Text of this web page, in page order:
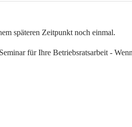
späteren Zeitpunkt noch einmal.
für Ihre Betriebsratsarbeit -